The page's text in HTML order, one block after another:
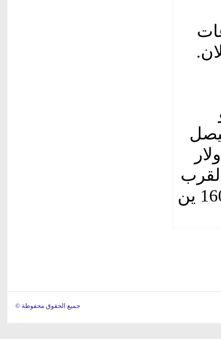
ليصل
من مستوياته السابقة، مسجلاً 160.435 ين
© جميع الحقوق محفوظة